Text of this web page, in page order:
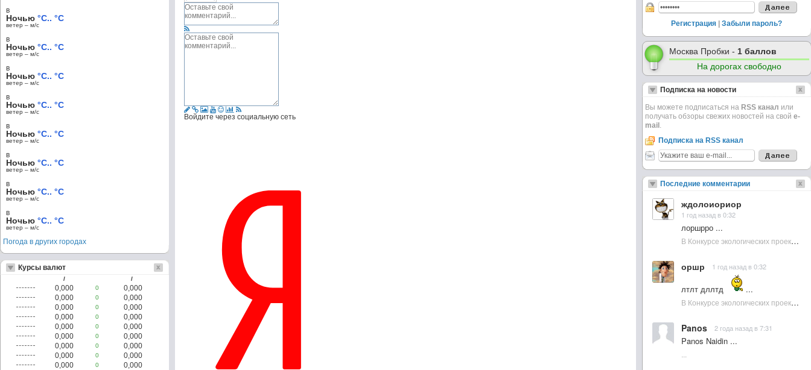
Войдите через социальную сеть
в
Ночью °C.. °C
ветер – м/c
в
Ночью °C.. °C
ветер – м/c
в
Ночью °C.. °C
ветер – м/c
в
Ночью °C.. °C
ветер – м/c
в
Ночью °C.. °C
ветер – м/c
в
Ночью °C.. °C
ветер – м/c
в
Ночью °C.. °C
ветер – м/c
в
Ночью °C.. °C
ветер – м/c
Погода в других городах
Курсы валют
/ /
0,000 0
0,000
0,000
0
0,000
0,000
0
0,000
0,000
0
0,000
0,000
0
0,000
0,000
0
0,000
0,000
0
0,000
0,000
0
0,000
0,000
0
0,000
Регистрация Забыли пароль?
Москва Пробки - 1 баллов
На дорогах свободно
Подписка на новости
Вы можете подписаться на RSS канал или
получать обзоры свежих новостей на свой e-
mail .
Подписка на RSS канал
Последние комментарии
ждолоиориор
1 год назад в 0:32
лоршрро ...
В Конкурсе экологических проектов в Подмосковье активно участвовала молодежь :: NewsRbk.ru...
оршр 1 год назад в 0:32
лтлт дллтд
...
В Конкурсе экологических проектов в Подмосковье активно участвовала молодежь :: NewsRbk.ru...
Panos 2 года назад в 7:31
Panos Naidin ...